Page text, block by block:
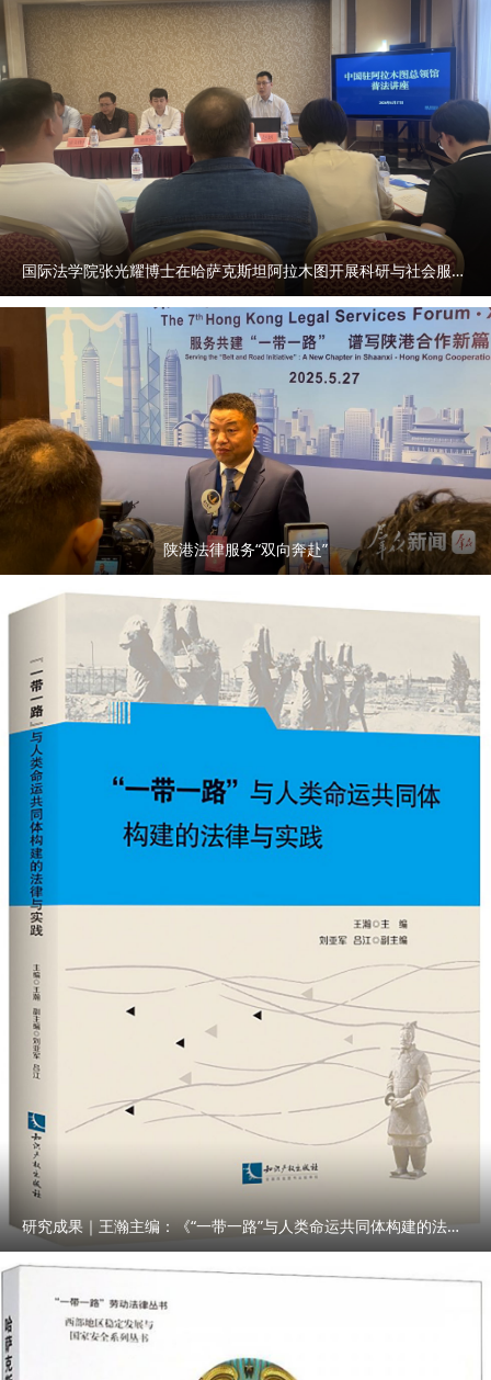
视为违规申报。如获中标，首席专家要兑现投标时承诺，确保
子课题负责人有充足的时间精力投入研究，原则上子课题负责
人不得变更。 4.投标人可提出2名以内建议回避评审专家，我
办将根据评审工作实际情况予以考虑。 八、时间安排 1.国家
社会科学基金重大专项网络申报系统于2026年2月6日零时开
放，我校申报专家需在1月5日前完成选题确认工作并报科研处
项目科备案，于1月30日前完成《研究阐释党的二十届四中全
会精神国家社会科学基金重大专项投标书》填写，提交纸质版
一份至科研处项目科进行形式审查和用印申请。 若省级社科
管理部门另行发布相关工作安排，以科研处后续通知为准。
国家社会科学基金科研创新服务管理平台中的“项目申报系
统”为本次申报的唯一网络平台。有关申报系统及技术问题请
咨询400-800-1636，电子信箱：support@e-plugger.com。
未尽事宜，请及时与科研处项目科联系。 联系电话：
88182503 邮箱地址：kychu2503@163.com 科研处 2025
年12月27日 附件1：研究阐释党的二十届四中全会精神重大
专项招标选题.docx 附件2：研究阐释党的二十届四中全会精
神国家社会科学基金重大专项投标书.docx
国际法学院张光耀博士在哈萨克斯坦阿拉木图开展科研与社会服务活动
陕港法律服务“双向奔赴”
研究成果｜王瀚主编：《“一带一路”与人类命运共同体构建的法律与实践》